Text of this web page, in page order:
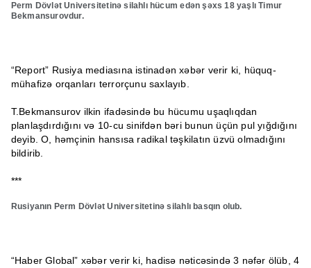
Perm Dövlət Universitetinə silahlı hücum edən şəxs 18 yaşlı Timur
Bekmansurovdur.
“Report” Rusiya mediasına istinadən xəbər verir ki, hüquq-
mühafizə orqanları terrorçunu saxlayıb.
T.Bekmansurov ilkin ifadəsində bu hücumu uşaqlıqdan
planlaşdırdığını və 10-cu sinifdən bəri bunun üçün pul yığdığını
deyib. O, həmçinin hansısa radikal təşkilatın üzvü olmadığını
bildirib.
***
Rusiyanın Perm Dövlət Universitetinə silahlı basqın olub.
“Haber Global” xəbər verir ki, hadisə nəticəsində 3 nəfər ölüb, 4